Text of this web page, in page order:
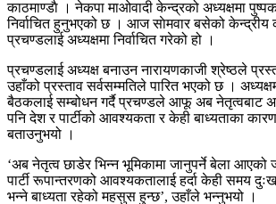
काठमाण्डाै । नेकपा माओवादी केन्द्रको अध्यक्षमा
निर्वाचित हुनुभएको छ । आज साेमवार बसेको
प्रचण्डलाई अध्यक्षमा निर्वाचित गरेको हो ।
प्रचण्डलाई अध्यक्ष बनाउन नारायणकाजी श्रेष्ठले
उहाँको प्रस्ताव सर्वसम्मतिले पारित भएको छ ।
बैठकलाई सम्बोधन गर्दै प्रचण्डले आफू अब नेतृत्वबाट
पनि देश र पार्टीको आवश्यकता र केही बाध्यताका
बताउनुभयो ।
‘अब नेतृत्व छाडेर भिन्न भूमिकामा जानुपर्ने बेला
पार्टी रूपान्तरणको आवश्यकतालाई हर्दा केही समय
भन्ने बाध्यता रहेको महसुस हुन्छ’, उहाँले भन्नुभयो ।